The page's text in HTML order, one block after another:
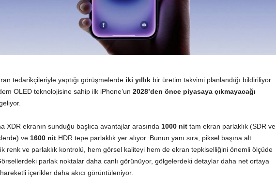
tedarikçileriyle yaptığı görüşmelerde iki yıllıkbir üretim takvimi planlandığı bildiriliyor.
OLED teknolojisine sahip ilk iPhone’un 2028’den önce piyasaya çıkmayacağı
XDR ekranın sunduğu başlıca avantajlar arasında 1000 nittam ekran parlaklık (SDR ve
ve 1600 nitHDR tepe parlaklık yer alıyor. Bunun yanı sıra, piksel başına alt
renk ve parlaklık kontrolü, hem görsel kaliteyi hem de ekran tepkiselliğini önemli ölçüde
parlak noktalar daha canlı görünüyor, gölgelerdeki detaylar daha net ortaya
hareketli içerikler daha akıcı görüntüleniyor.